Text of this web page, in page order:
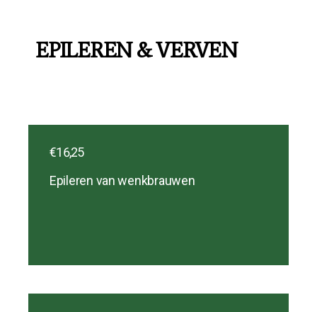
EPILEREN & VERVEN
€16,25
Epileren van wenkbrauwen